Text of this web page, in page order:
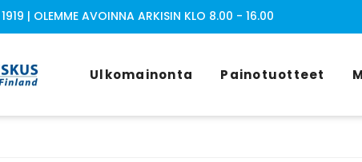
| OLEMME AVOINNA ARKISIN KLO 8.00 - 16.00
Ulkomainonta Painotuotteet